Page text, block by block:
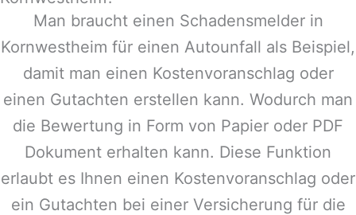
Man braucht einen Schadensmelder in
Kornwestheim für einen Autounfall als Beispiel,
damit man einen Kostenvoranschlag oder
einen Gutachten erstellen kann. Wodurch man
die Bewertung in Form von Papier oder PDF
Dokument erhalten kann. Diese Funktion
erlaubt es Ihnen einen Kostenvoranschlag oder
ein Gutachten bei einer Versicherung für die